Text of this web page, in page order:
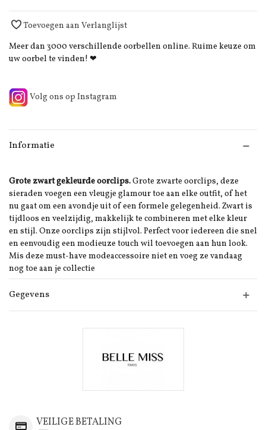
Toevoegen aan Verlanglijst
Meer dan 3000 verschillende oorbellen online. Ruime keuze om
uw oorbel te vinden! ❤
Volg ons op Instagram
Informatie
Grote zwart gekleurde oorclips.Grote zwarte oorclips, deze
sieraden voegen een vleugje glamour toe aan elke outfit, of het
nu gaat om een avondje uit of een formele gelegenheid. Zwart is
tijdloos en veelzijdig, makkelijk te combineren met elke kleur
en stijl. Onze oorclips zijn stijlvol. Perfect voor iedereen die snel
en eenvoudig een modieuze touch wil toevoegen aan hun look.
Mis deze must-have modeaccessoire niet en voeg ze vandaag
nog toe aan je collectie
Gegevens
VEILIGE BETALING